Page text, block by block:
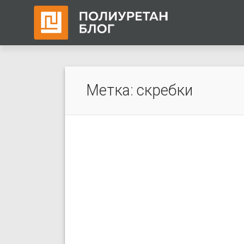
Метка: скребки